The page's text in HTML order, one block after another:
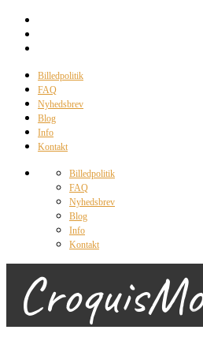
Billedpolitik
FAQ
Nyhedsbrev
Blog
Info
Kontakt
Billedpolitik
FAQ
Nyhedsbrev
Blog
Info
Kontakt